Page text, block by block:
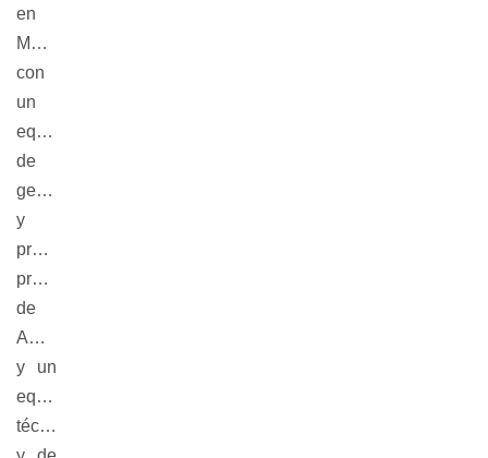
en
Montevideo
con
un
equipo
de
gestión
y
producción
propio
de
AGADU
y un
equipo
técnico